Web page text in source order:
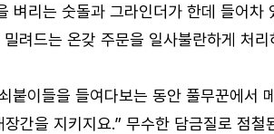
벼리는 숫돌과 그라인더가 한데 들어
려드는 온갖 주문을 일사불란하게 처
붙이들을 들여다보는 동안 풀무꾼에
간을 지키지요.” 무수한 담금질로 점